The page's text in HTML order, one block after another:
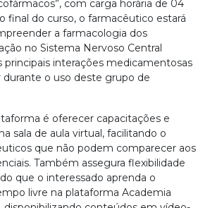
com carga horária de 04
final do curso, o farmacêutico estará
a farmacologia dos
no Sistema Nervoso Central
interações medicamentosas
o uso deste grupo de
é oferecer capacitações e
sala de aula virtual, facilitando o
que não podem comparecer aos
Também assegura flexibilidade
que o interessado aprenda o
livre na plataforma Academia